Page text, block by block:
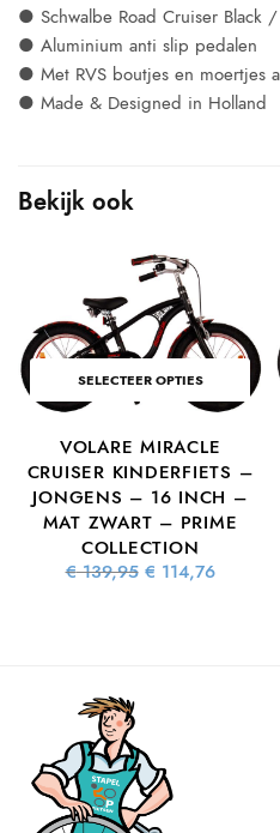
● Schwalbe Road Cruiser Black
● Aluminium anti slip pedalen
● Met RVS boutjes en moertjes
● Made & Designed in Holland
Bekijk ook
SELECTEER OPTIES
VOLARE MIRACLE
CRUISER KINDERFIETS –
JONGENS – 16 INCH –
MAT ZWART – PRIME
COLLECTION
€139,95 Oorspronkelijke
prijs was:
€ 114,76